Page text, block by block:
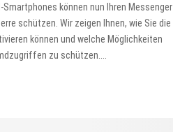
können nun Ihren Messenger
schützen. Wir zeigen Ihnen, wie Sie die
können und welche Möglichkeiten
zu schützen....